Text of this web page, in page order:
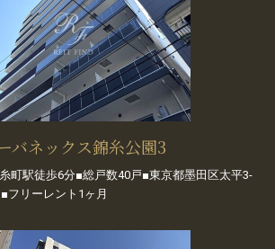
バネックス錦糸公園3
町駅徒歩6分■総戸数40戸■東京都墨田区太平3-
フリーレント1ヶ月